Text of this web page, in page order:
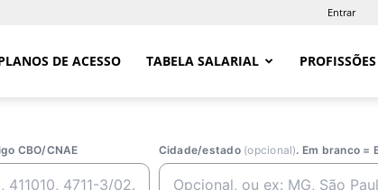
Entrar
DE ACESSO TABELA SALARIAL PROFISSÕES
CBO/CNAE Cidade/estado (opcional). Em branco =